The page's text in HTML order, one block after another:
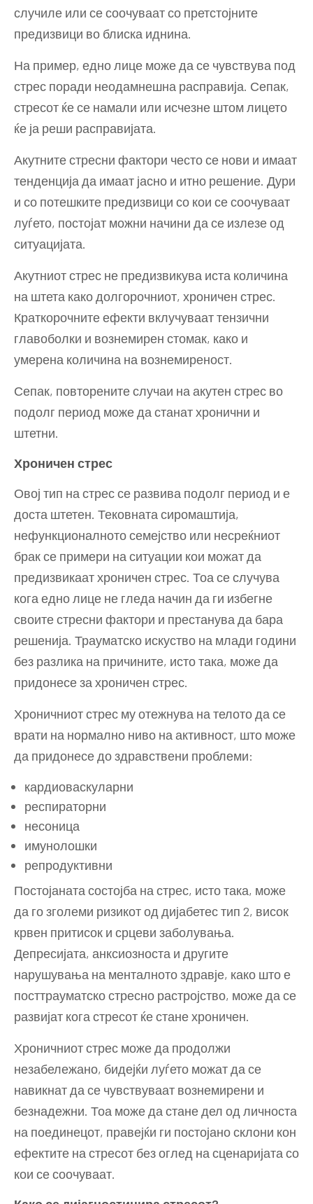
случиле или се соочуваат со претстојните
предизвици во блиска иднина.
На пример, едно лице може да се чувствува под
стрес поради неодамнешна расправија. Сепак,
стресот ќе се намали или исчезне штом лицето
ќе ја реши расправијата.
Акутните стресни фактори често се нови и имаат
тенденција да имаат јасно и итно решение. Дури
и со потешките предизвици со кои се соочуваат
луѓето, постојат можни начини да се излезе од
ситуацијата.
Акутниот стрес не предизвикува иста количина
на штета како долгорочниот, хроничен стрес.
Краткорочните ефекти вклучуваат тензични
главоболки и вознемирен стомак, како и
умерена количина на вознемиреност.
Сепак, повторените случаи на акутен стрес во
подолг период може да станат хронични и
штетни.
Хроничен стрес
Овој тип на стрес се развива подолг период и е
доста штетен. Тековната сиромаштија,
нефункционалното семејство или несреќниот
брак се примери на ситуации кои можат да
предизвикаат хроничен стрес. Тоа се случува
кога едно лице не гледа начин да ги избегне
своите стресни фактори и престанува да бара
решенија. Трауматско искуство на млади години
без разлика на причините, исто така, може да
придонесе за хроничен стрес.
Хроничниот стрес му отежнува на телото да се
врати на нормално ниво на активност, што може
да придонесе до здравствени проблеми:
кардиоваскуларни
респираторни
несоница
имунолошки
репродуктивни
Постојаната состојба на стрес, исто така, може
да го зголеми ризикот од дијабетес тип 2, висок
крвен притисок и срцеви заболувања.
Депресијата, анксиозноста и другите
нарушувања на менталното здравје, како што е
посттрауматско стресно растројство, може да се
развијат кога стресот ќе стане хроничен.
Хроничниот стрес може да продолжи
незабележано, бидејќи луѓето можат да се
навикнат да се чувствуваат вознемирени и
безнадежни. Тоа може да стане дел од личноста
на поединецот, правејќи ги постојано склони кон
ефектите на стресот без оглед на сценаријата со
кои се соочуваат.